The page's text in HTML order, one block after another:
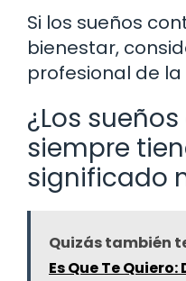
Si los sueños
bienestar,
profesional de
¿Los
siempre
significado
Quizás también
Es Que Te Quiero: